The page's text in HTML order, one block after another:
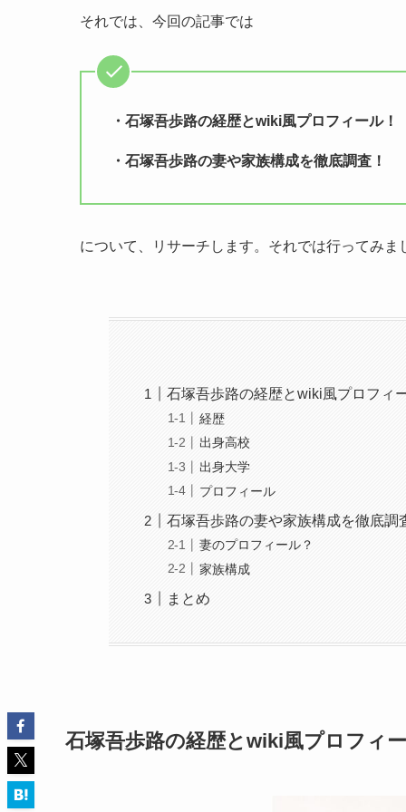
それでは、今回の記事では
・石塚吾歩路の経歴とwiki風プロフィール！
・石塚吾歩路の妻や家族構成を徹底調査！
について、リサーチします。それでは行ってみま
石塚吾歩路の経歴とwiki風プロフィ
経歴
出身高校
出身大学
プロフィール
石塚吾歩路の妻や家族構成を徹底調
妻のプロフィール？
家族構成
まとめ
石塚吾歩路の経歴とwiki風プロフィー